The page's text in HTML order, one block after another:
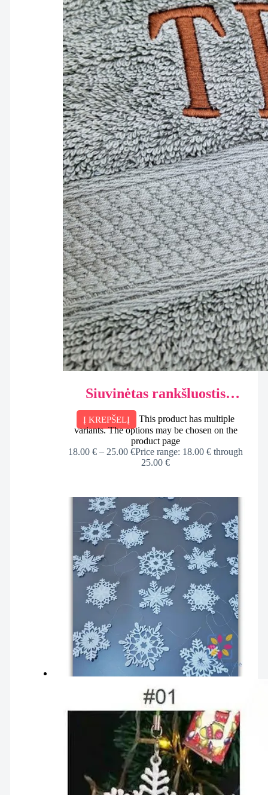
Siuvinėtas rankšluostis
Tėčio/Senelio/Krikšto tėčio
Į KREPŠELĮ
This product has multiple
variants. The options may be chosen on the
product page
18.00 € – 25.00 €Price range: 18.00 € through
25.00 €